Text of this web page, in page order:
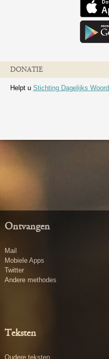
DONATIE
Helpt u Stichting Dagelijks Woord
Ontvangen
Mail
Mobiele Apps
Twitter
Andere methodes
Teksten
Oudere teksten